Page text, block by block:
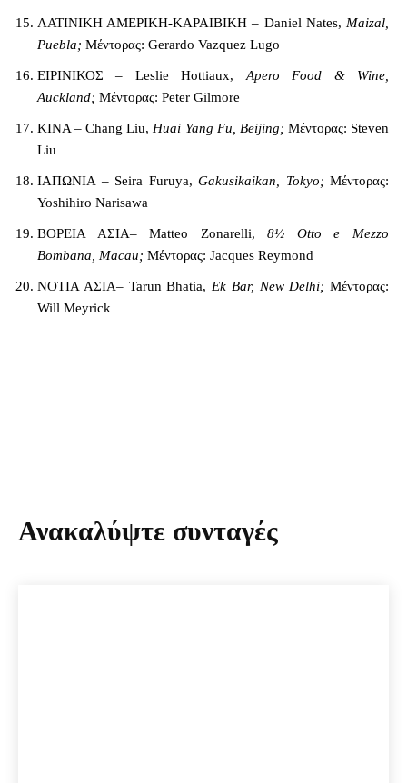
ΛΑΤΙΝΙΚΗ ΑΜΕΡΙΚΗ-ΚΑΡΑΙΒΙΚΗ – Daniel Nates, Maizal,
Puebla; Μέντορας: Gerardo Vazquez Lugo
ΕΙΡΙΝΙΚΟΣ – Leslie Hottiaux, Apero Food & Wine,
Auckland; Μέντορας: Peter Gilmore
ΚΙΝΑ – Chang Liu, Huai Yang Fu, Beijing; Μέντορας: Steven
Liu
ΙΑΠΩΝΙΑ – Seira Furuya, Gakusikaikan, Tokyo; Μέντορας:
Yoshihiro Narisawa
ΒΟΡΕΙΑ ΑΣΙΑ– Matteo Zonarelli,8½ Otto e Mezzo
Bombana, Macau; Μέντορας: Jacques Reymond
ΝΟΤΙΑ ΑΣΙΑ– Tarun Bhatia, Ek Bar, New Delhi; Μέντορας:
Will Meyrick
Ανακαλύψτε συνταγές